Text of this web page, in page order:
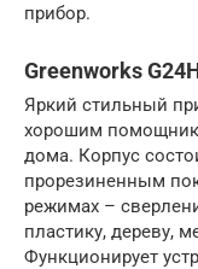
прибор.
Greenworks
Яркий стильный
хорошим
дома. Корпус
прорезиненным
режимах –
пластику, дереву,
Функционирует